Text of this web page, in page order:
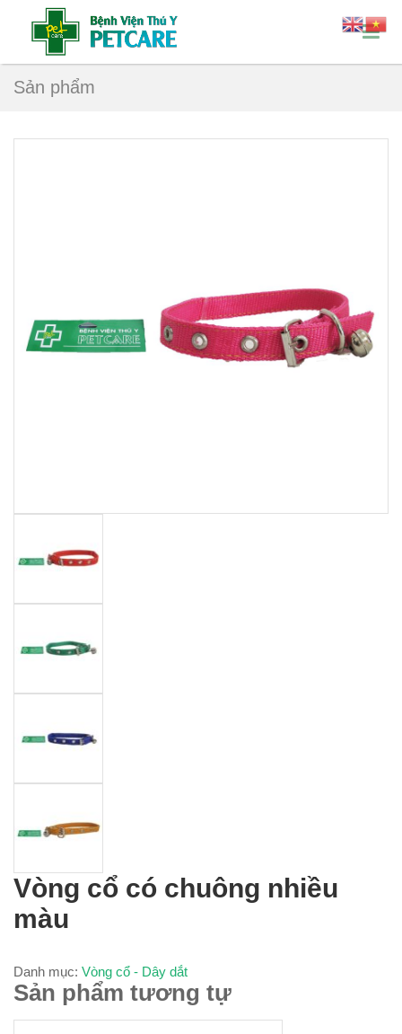
Sản phẩm
Vòng cổ có chuông nhiều
màu
Danh mục: Vòng cổ - Dây dắt
Sản phẩm tương tự